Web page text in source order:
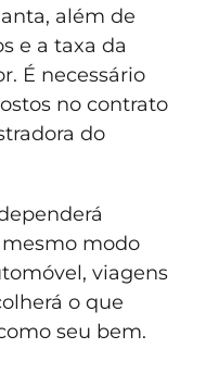
além de
e a taxa da
É necessário
no contrato
do
mesmo modo
viagens
o que
seu bem.